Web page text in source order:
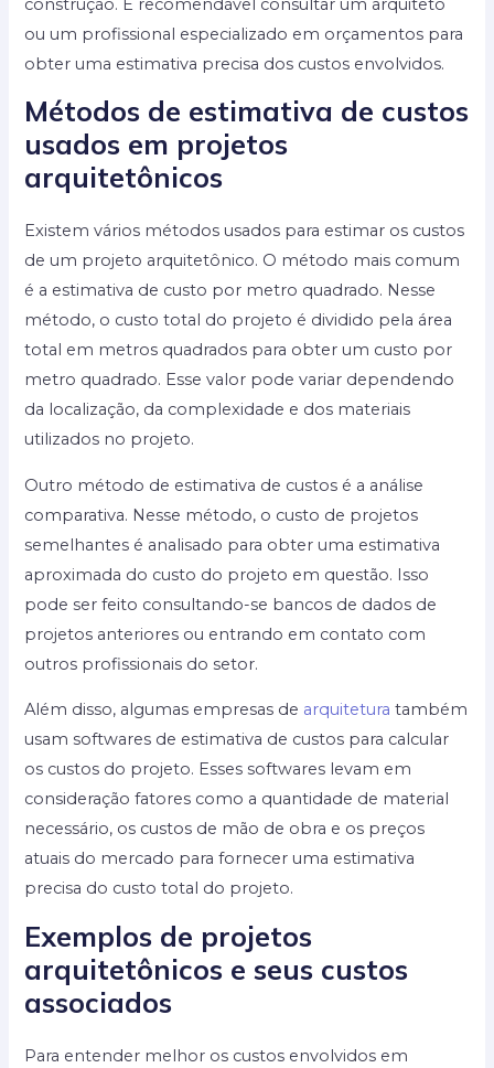
construção. É recomendável consultar um arquiteto
ou um profissional especializado em orçamentos para
obter uma estimativa precisa dos custos envolvidos.
Métodos de estimativa de custos
usados em projetos
arquitetônicos
Existem vários métodos usados para estimar os custos
de um projeto arquitetônico. O método mais comum
é a estimativa de custo por metro quadrado. Nesse
método, o custo total do projeto é dividido pela área
total em metros quadrados para obter um custo por
metro quadrado. Esse valor pode variar dependendo
da localização, da complexidade e dos materiais
utilizados no projeto.
Outro método de estimativa de custos é a análise
comparativa. Nesse método, o custo de projetos
semelhantes é analisado para obter uma estimativa
aproximada do custo do projeto em questão. Isso
pode ser feito consultando-se bancos de dados de
projetos anteriores ou entrando em contato com
outros profissionais do setor.
Além disso, algumas empresas de arquitetura também
usam softwares de estimativa de custos para calcular
os custos do projeto. Esses softwares levam em
consideração fatores como a quantidade de material
necessário, os custos de mão de obra e os preços
atuais do mercado para fornecer uma estimativa
precisa do custo total do projeto.
Exemplos de projetos
arquitetônicos e seus custos
associados
Para entender melhor os custos envolvidos em